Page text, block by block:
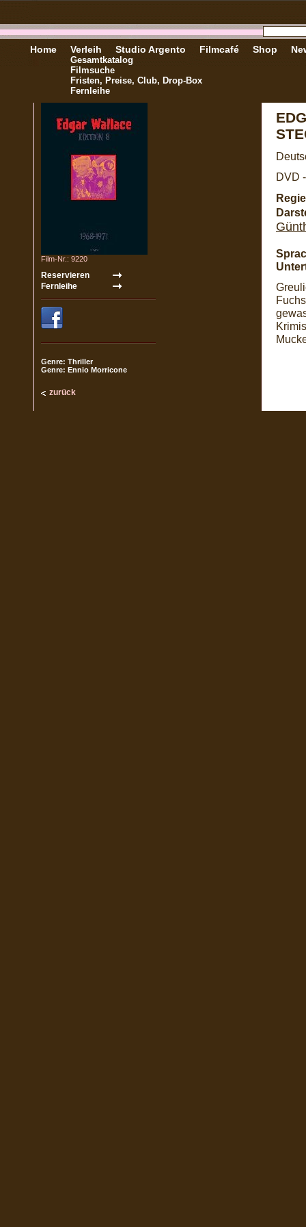
Home Verleih
Gesamtkatalog
Filmsuche
Fristen, Preise, Club, Drop-Box
Fernleihe
Studio Argento Filmcafé Shop
Film-Nr.: 9220
Genre: Thriller
Genre: Ennio Morricone
zurück
DVD